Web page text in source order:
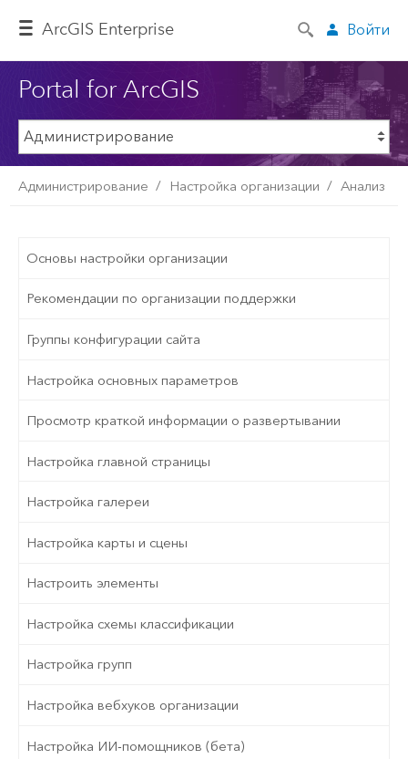
ArcGIS Enterprise Войти
Portal for ArcGIS
Администрирование Настройка организации Анализ
Основы настройки организации
Рекомендации по организации поддержки
Группы конфигурации сайта
Настройка основных параметров
Просмотр краткой информации о развертывании
Настройка главной страницы
Настройка галереи
Настройка карты и сцены
Настроить элементы
Настройка схемы классификации
Настройка групп
Настройка вебхуков организации
Настройка ИИ-помощников (бета)